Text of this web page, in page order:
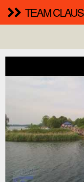
TEAM CLAUS